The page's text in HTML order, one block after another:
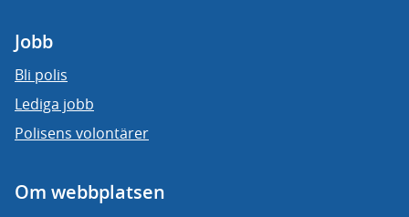
Jobb
Bli polis
Lediga jobb
Polisens volontärer
Om webbplatsen